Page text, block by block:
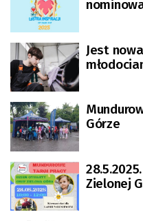
Jest
Górze
Zielonej